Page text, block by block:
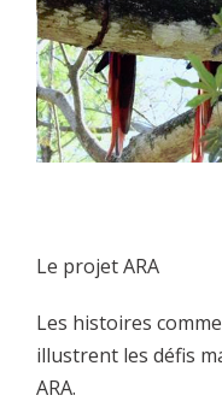
Le projet ARA
Les histoires
illustrent les défis
ARA.